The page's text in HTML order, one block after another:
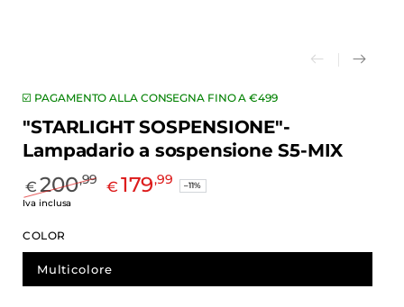
☑️ PAGAMENTO ALLA CONSEGNA FINO A €499
"STARLIGHT SOSPENSIONE"-
Lampadario a sospensione S5-MIX
Prezzo
€ 200,99
liquidazione
€ 179,99 –11%
Iva inclusa
COLOR
Multicolore